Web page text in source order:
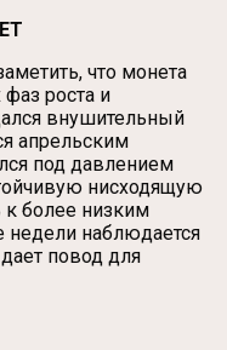
что монета
роста и
внушительный
апрельским
под давлением
нисходящую
к более низким
наблюдается
повод для